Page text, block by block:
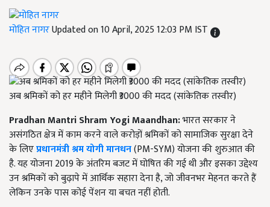
मोहित नागरUpdated on 10 April, 2025 12:03 PM IST
अब श्रमिकों को हर महीने मिलेगी ₹3000 की मदद (सांकेतिक तस्वीर)
Pradhan Mantri Shram Yogi Maandhan:भारत सरकार ने
असंगठित क्षेत्र में काम करने वाले करोड़ों श्रमिकों को सामाजिक सुरक्षा देने
के लिएप्रधानमंत्री श्रम योगी मानधन(PM-SYM) योजना की शुरुआत की
है. यह योजना 2019 के अंतरिम बजट में घोषित की गई थी और इसका उद्देश्य
उन श्रमिकों को बुढ़ापे में आर्थिक सहारा देना है, जो जीवनभर मेहनत करते हैं
लेकिन उनके पास कोई पेंशन या बचत नहीं होती.